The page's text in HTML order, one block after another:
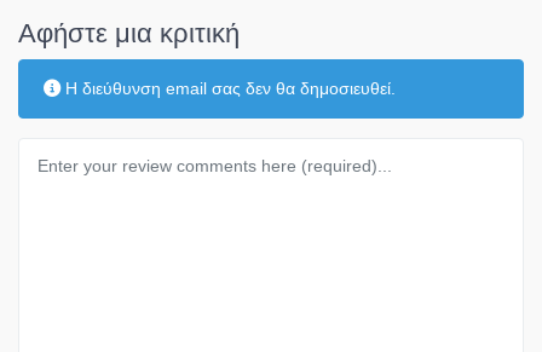
Αφήστε μια κριτική
Η διεύθυνση email σας δεν θα δημοσιευθεί.